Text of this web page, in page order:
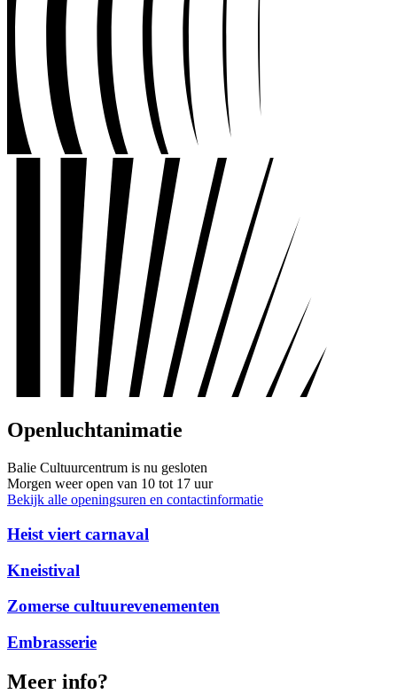
Openluchtanimatie
Balie Cultuurcentrum is nu gesloten
Morgen weer open van 10 tot 17 uur
Bekijk alle openingsuren en contactinformatie
Heist viert carnaval
Kneistival
Zomerse cultuurevenementen
Embrasserie
Meer info?